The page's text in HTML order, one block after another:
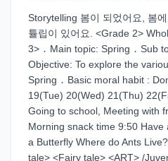
Storytelling 봄이 되었어요, 봄
튤립이 있어요. <Grade 2>
3> ․ Main topic: Spring ․ Sub
Objective: To explore the
Spring ․ Basic moral habit :
19(Tue) 20(Wed) 21(Thu)
Going to school, Meeting with
Morning snack time 9:50
a Butterfly Where do Ants
tale> <Fairy tale> <ART> /